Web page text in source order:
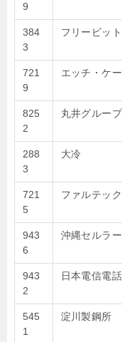
9
384
3
フリービット
721
9
エッチ・ケ
825
2
丸井グループ
288
3
大冷
721
5
ファルテック
943
6
沖縄セルラ
943
2
日本電信電話
545
1
淀川製鋼所